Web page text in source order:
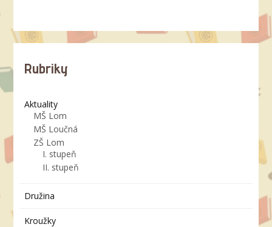
Rubriky
Aktuality
MŠ Lom
MŠ Loučná
ZŠ Lom
I. stupeň
II. stupeň
Družina
Kroužky